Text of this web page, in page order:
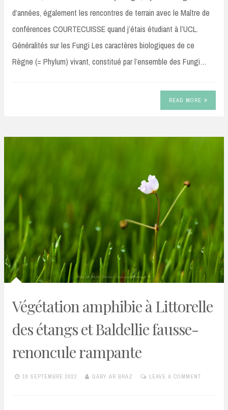
d’années, également les rencontres de terrain avec le Maître de
conférences COURTECUISSE quand j’étais étudiant à l’UCL.
Généralités sur les Fungi Les caractères biologiques de ce
Règne (= Phylum) vivant, constitué par l’ensemble des Fungi…
READ MORE
Végétation amphibie à Littorelle
des étangs et Baldellie fausse-
renoncule rampante
18 SEPTEMBRE 2022 GABY AR BRAZ LEAVE A COMMENT